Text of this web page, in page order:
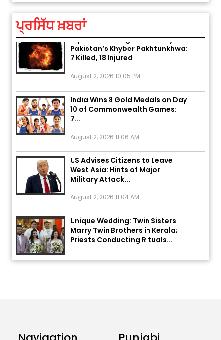
ਪ੍ਰਸਿੱਧ ਖ਼ਬਰਾਂExplosion During Peace Rally in
Pakistan’s Khyber Pakhtunkhwa:
7 Killed, 18 Injured
India Wins 8 Gold Medals on Day
10 of Commonwealth Games:
7...
US Advises Citizens to Leave
West Asia: Hints of Major
Military Attack...
Unique Wedding: Twin Sisters
Marry Twin Brothers in Kerala;
Priests Conducting Rituals...
Pakistan’s Khyber Pakhtunkhwa: